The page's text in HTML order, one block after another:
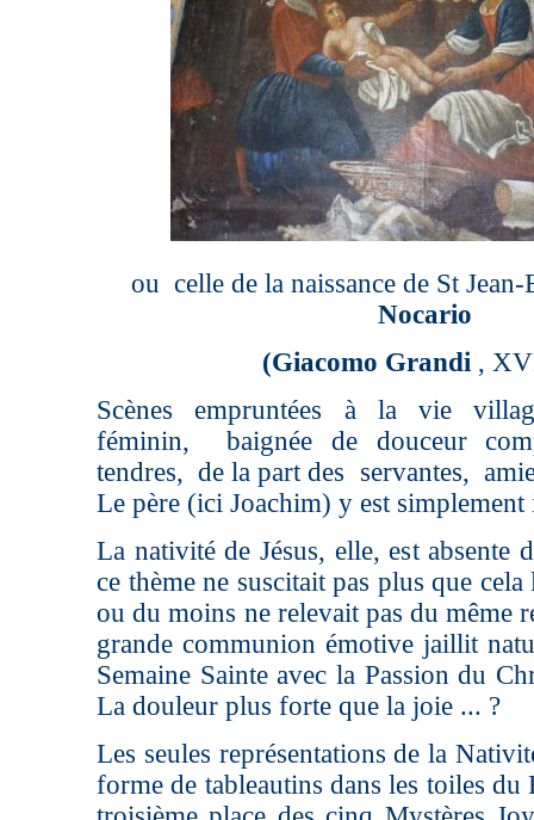
ou celle de la naissance de St Jean-
Nocario
(Giacomo Grandi ,
Scènes empruntées à la vie
féminin, baignée de douceur
tendres, de la part des servantes,
Le père (ici Joachim) y est
La nativité de Jésus, elle, est absente
ce thème ne suscitait pas plus que
ou du moins ne relevait pas du même
grande communion émotive jaillit
Semaine Sainte avec la Passion du
La douleur plus forte que la joie ... ?
Les seules représentations de la
forme de tableautins dans les toiles du